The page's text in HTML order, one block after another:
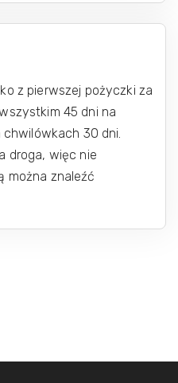
z pierwszej pożyczki za
45 dni na
chwilówkach 30 dni.
droga, więc nie
można znaleźć